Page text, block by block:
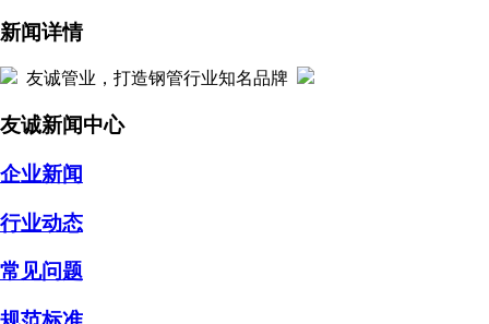
新闻详情
友诚管业，打造钢管行业知名品牌
友诚新闻中心
企业新闻
行业动态
常见问题